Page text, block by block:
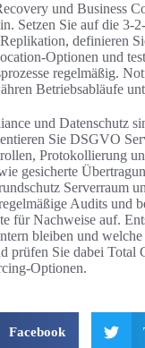
und Business
Setzen Sie auf die 3-
definieren
Optionen und
regelmäßig.
Betriebsabläufe
und Datenschutz
Sie DSGVO
Protokollierung
gesicherte
Serverraum
Audits und
für Nachweise auf.
bleiben und
prüfen Sie dabei Total
Optionen.
Facebook